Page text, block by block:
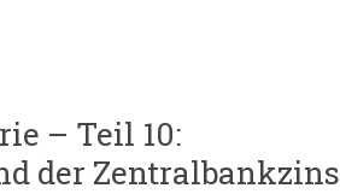
– Teil 10:
der Zentralbankzins